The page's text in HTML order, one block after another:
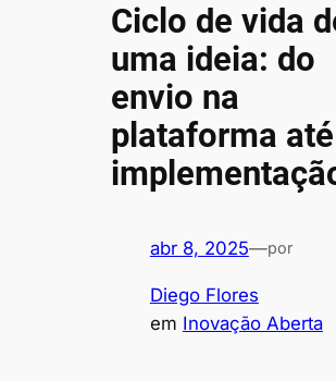
Ciclo de vida
uma ideia: do
envio na
plataforma
abr 8, 2025—por
Diego Flores
em Inovação Aberta